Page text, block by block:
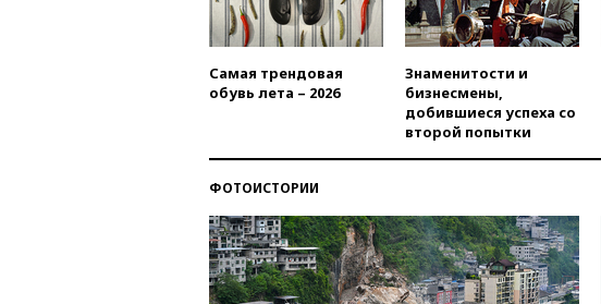
Самая трендовая
обувь лета – 2026
Знаменитости и
бизнесмены,
добившиеся успеха со
второй попытки
ФОТОИСТОРИИ